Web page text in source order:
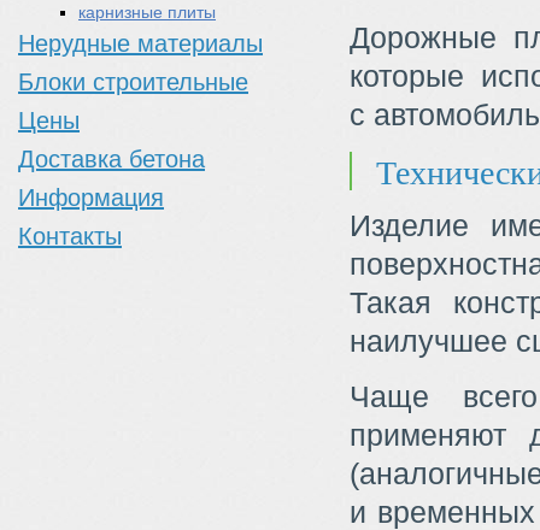
карнизные плиты
Нерудные материалы
Блоки строительные
Цены
Доставка бетона
Информация
Контакты
Дорожные
которые
с
Изделие
Такая
наилучшее
Чаще
применяют
и временных